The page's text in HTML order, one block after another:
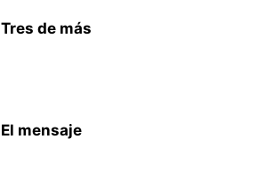
Tres de más
El mensaje